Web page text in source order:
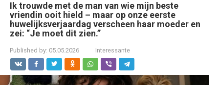
Ik trouwde met de man van wie mijn beste
vriendin ooit hield – maar op onze eerste
huwelijksverjaardag verscheen haar moeder en
zei: “Je moet dit zien.”
Published by: 05.05.2026 Interessante